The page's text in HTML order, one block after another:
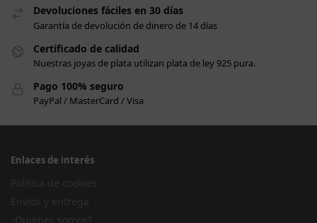
Devoluciones fáciles en 30 días
Garantía de devolución de dinero de 14 días
Certificado de calidad
Nuestras joyas de plata utilizan plata de ley 925 pura.
Pago 100% seguro
PayPal / MasterCard / Visa
Enlaces de interés